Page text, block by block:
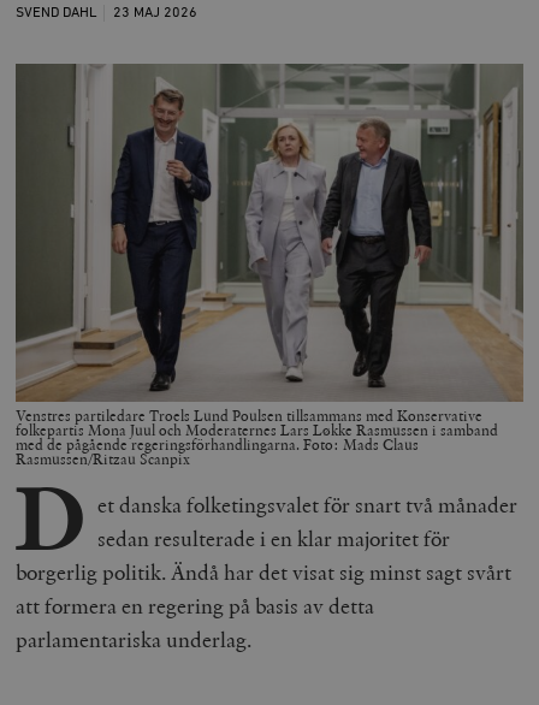
SVEND DAHL 23 MAJ 2026
Venstres partiledare Troels Lund Poulsen tillsammans med Konservative
folkepartis Mona Juul och Moderaternes Lars Løkke Rasmussen i samband
med de pågående regeringsförhandlingarna. Foto: Mads Claus
Rasmussen/Ritzau Scanpix
D et danska folketingsvalet för snart två månader
sedan resulterade i en klar majoritet för
borgerlig politik. Ändå har det visat sig minst sagt svårt
att formera en regering på basis av detta
parlamentariska underlag.